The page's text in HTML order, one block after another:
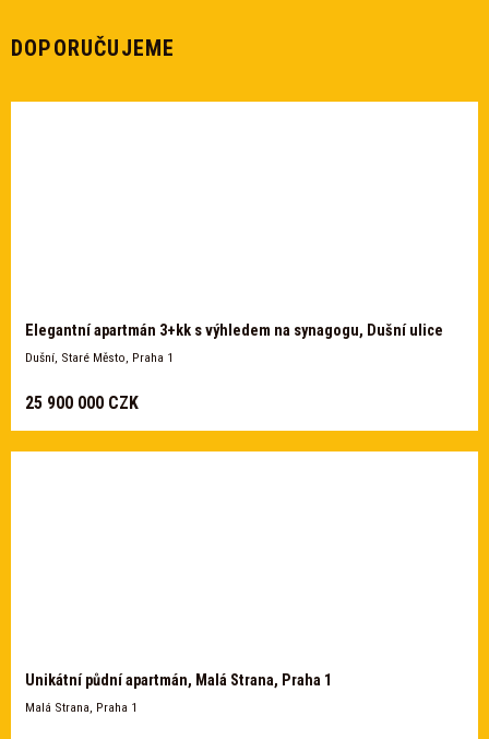
DOPORUČUJEME
Elegantní apartmán 3+kk s výhledem na synagogu, Dušní ulice
Dušní, Staré Město, Praha 1
25 900 000 CZK
Unikátní půdní apartmán, Malá Strana, Praha 1
Malá Strana, Praha 1